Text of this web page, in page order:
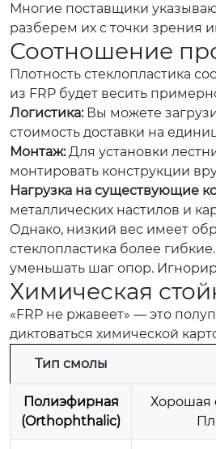
Многие поставщики
разберем их с точки зрения
Соотношение
Плотность стеклопластика
из FRP будет весить
Логистика:Вы можете
стоимость доставки на
Монтаж:Для установки
монтировать конструкции
Нагрузка на существующие
металлических настилов и
Однако, низкий вес имеет
стеклопластика более
уменьшать шаг опор.
Химическая
«FRP не ржавеет» — это
диктоваться химической
Тип смолы
Полиэфирная
(Orthophthalic)
Хорошая